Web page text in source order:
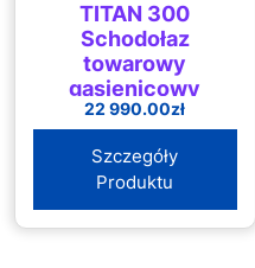
TITAN 300
Schodołaz
towarowy
gąsienicowy
(SCHTIT300)
22 990.00zł
Szczegóły
Produktu